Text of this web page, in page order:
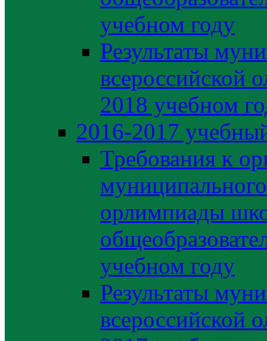
учебном году
Результаты
всероссийской
2018 учебном
2016-2017
Требования к
орлимпиады
учебном году
Результаты
всероссийской